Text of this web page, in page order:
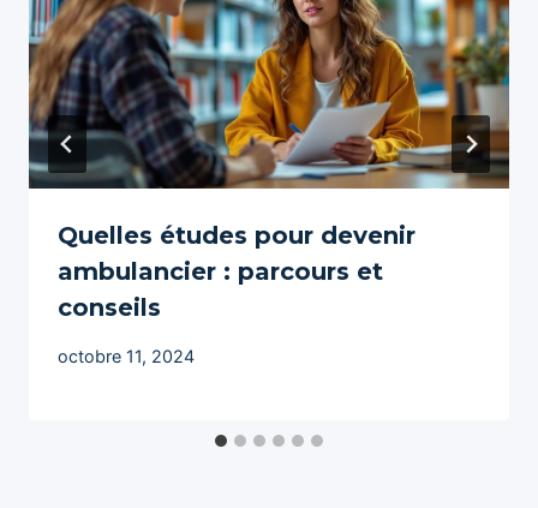
Quelles études pour devenir
ambulancier : parcours et
conseils
octobre 11, 2024